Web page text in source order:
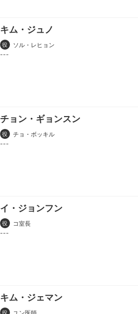
キム・ジュノ
役 ソル・レヒョン
チョン・ギョンスン
役 チョ・ボッキル
イ・ジョンフン
役 コ室長
キム・ジェマン
役 ユン医師